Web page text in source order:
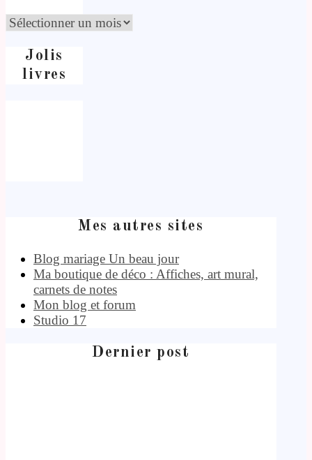
Jolis
livres
Mes autres sites
Blog mariage Un beau jour
Ma boutique de déco : Affiches, art mural,
carnets de notes
Mon blog et forum
Studio 17
Dernier post